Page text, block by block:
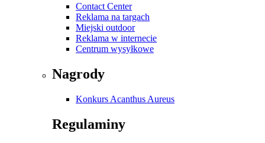
Contact Center
Reklama na targach
Miejski outdoor
Reklama w internecie
Centrum wysyłkowe
Nagrody
Konkurs Acanthus Aureus
Regulaminy